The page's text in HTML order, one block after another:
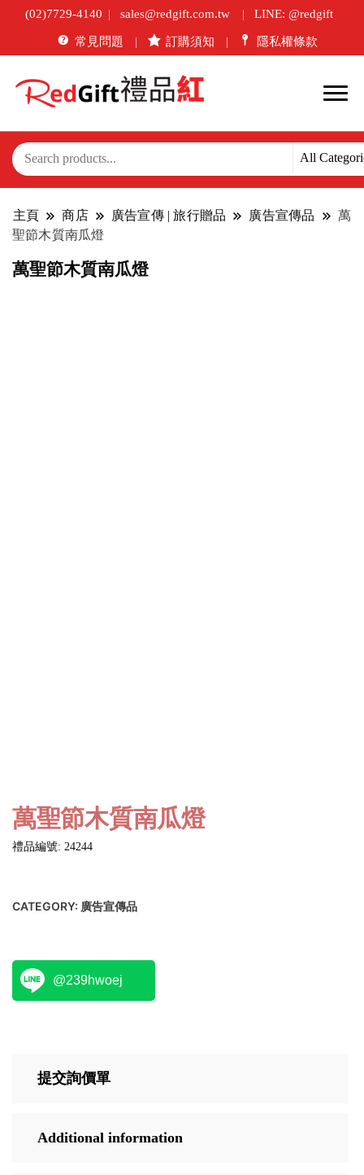
(02)7729-4140 sales@redgift.com.tw LINE: @redgift
常見問題 訂購須知 隱私權條款
主頁 商店 廣告宣傳 | 旅行贈品 廣告宣傳品
萬
聖節木質南瓜燈
萬聖節木質南瓜燈
萬聖節木質南瓜燈
禮品編號: 24244
CATEGORY: 廣告宣傳品
@239hwoej
提交詢價單
Additional information